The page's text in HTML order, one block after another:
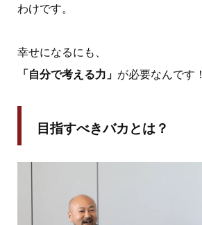
わけです。
幸せになるにも、
「自分で考える力」 が必要なんです！
目指すべきバカとは？